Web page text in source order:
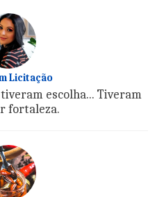
Licitação
escolha... Tiveram
fortaleza.